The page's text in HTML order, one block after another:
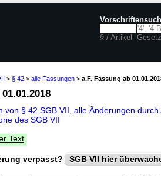
§ / Artikel Gesetz
> § 42 > alle Fassungen > a.F. Fassung ab
von § 42 SGB VII alle Änderungen durch
des SGB VII
Text
verpasst? SGB VII hier